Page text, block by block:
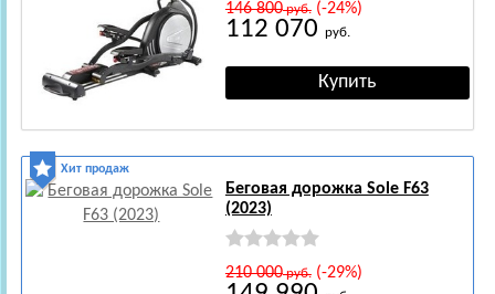
146 800руб.(-24%)
112 070 руб.
Хит продаж
Беговая дорожка Sole F63
(2023)
210 000руб.(-29%)